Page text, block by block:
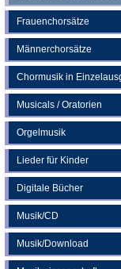
Frauenchorsätze
Männerchorsätze
Chormusik in
Musicals / Oratorien
Orgelmusik
Lieder für Kinder
Digitale Bücher
Musik/CD
Musik/Download